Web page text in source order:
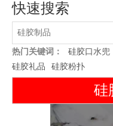
快速搜索
热门关键词： 硅胶口水兜
硅胶礼品
硅胶粉扑
硅